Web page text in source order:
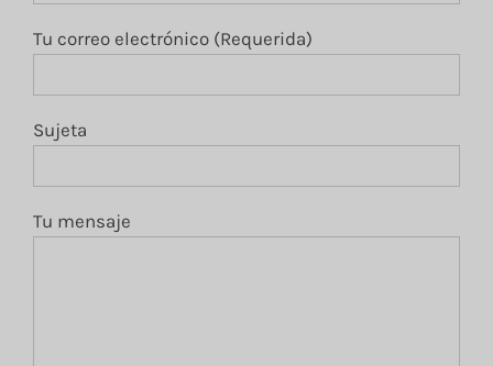
Tu correo electrónico (Requerida)
Sujeta
Tu mensaje